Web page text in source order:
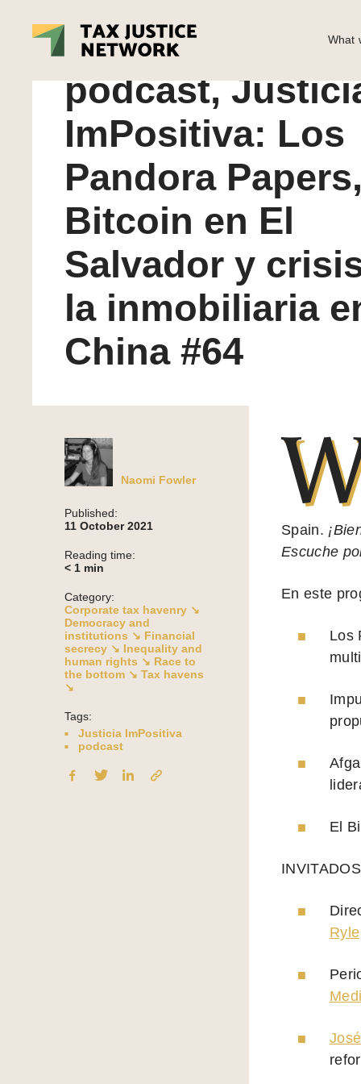
What
BLOG
Naomi Fowler■ October 2021 Spanish language
Spanish
podcast,
ImPositiva: Los
Pandora
Bitcoin en El
Salvador y
la inmobiliaria
China #64
Naomi Fowler
Published:
11 October 2021
Reading time:
< 1 min
Category:
Corporate tax havenry ↘
Democracy and
institutions ↘ Financial
secrecy ↘ Inequality and
human rights ↘ Race to
the bottom ↘ Tax havens
↘
Tags:
Justicia ImPositiva
podcast
Spain.
Escuche
En este
Los
El
Ryle